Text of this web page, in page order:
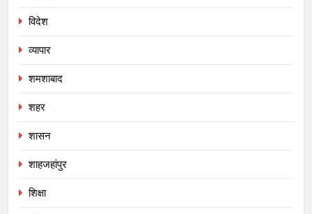
विदेश
व्यापार
शमशाबाद
शहर
शासन
शाहजहांपुर
शिक्षा